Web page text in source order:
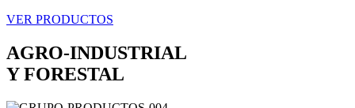
VER PRODUCTOS
AGRO-INDUSTRIAL
Y FORESTAL